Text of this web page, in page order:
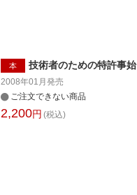
本 技術者のための特許事始
2008年01月 発売
ご注文できない商品
2,200円 (税込)